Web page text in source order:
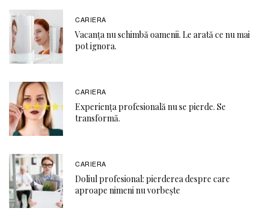
CARIERA
Vacanța nu schimbă oamenii. Le arată ce nu mai
pot ignora.
CARIERA
Experiența profesională nu se pierde. Se
transformă.
CARIERA
Doliul profesional: pierderea despre care
aproape nimeni nu vorbește